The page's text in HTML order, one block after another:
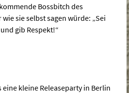
Bossbitch des
sie selbst sagen würde: „Sei
gib Respekt!“
eine kleine Releaseparty in Berlin